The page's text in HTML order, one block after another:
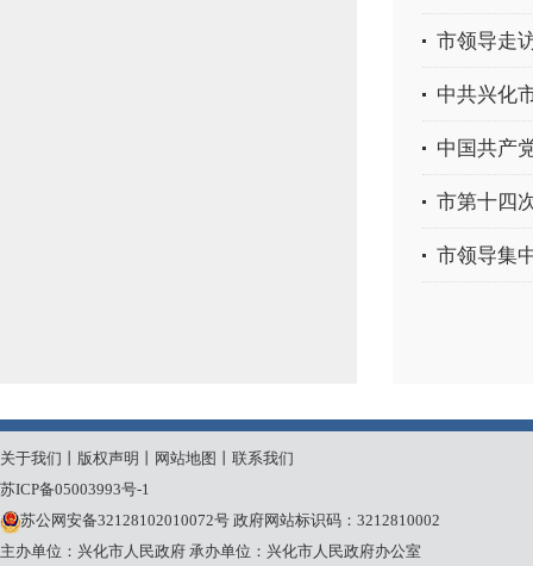
市领导走
中共兴化
中国共产
市第十四
市领导集
关于我们 版权声明 网站地图
联系我们
苏ICP备05003993号-1
苏公网安备32128102010072号 政府网站标识码：3212810002
主办单位：兴化市人民政府 承办单位：兴化市人民政府办公室